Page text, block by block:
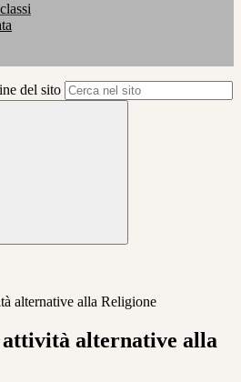
del sito
alternative alla Religione
alternative alla